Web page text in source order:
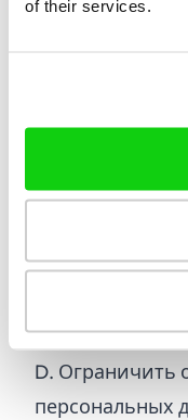
of their services.
Ваши права
A.Получать
B.Исправлять
C.Стирать
D. Ограничить
персональных